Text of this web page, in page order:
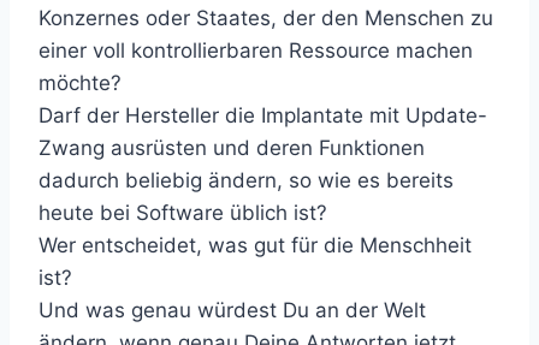
Konzernes oder Staates, der den Menschen zu
einer voll kontrollierbaren Ressource machen
möchte?
Darf der Hersteller die Implantate mit Update-
Zwang ausrüsten und deren Funktionen
dadurch beliebig ändern, so wie es bereits
heute bei Software üblich ist?
Wer entscheidet, was gut für die Menschheit
ist?
Und was genau würdest Du an der Welt